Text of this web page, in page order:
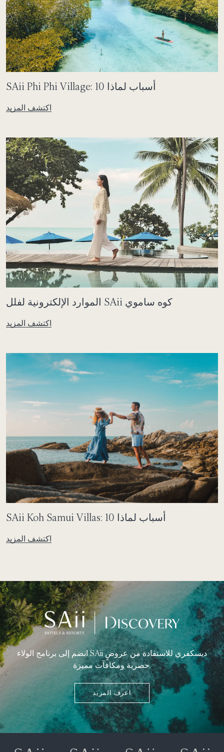
SAii Phi Phi Village: 10 أسباب لماذا
اكتشف المزيد
الموارد الإلكترونية لفلل SAii كوه ساموي
اكتشف المزيد
SAii Koh Samui Villas: 10 أسباب لماذا
اكتشف المزيد
انضم إلى برنامج الولاء SAii ديسكفري للاستفادة من عروضٍ
حصرية ومكافآت مميزة.
اعرف المزيد